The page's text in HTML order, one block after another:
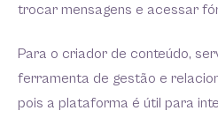
trocar mensagens e acessar
Para o criador de conteúdo,
ferramenta de gestão e
pois a plataforma é útil para